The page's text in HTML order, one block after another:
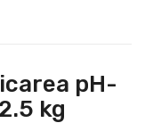
pH-
kg